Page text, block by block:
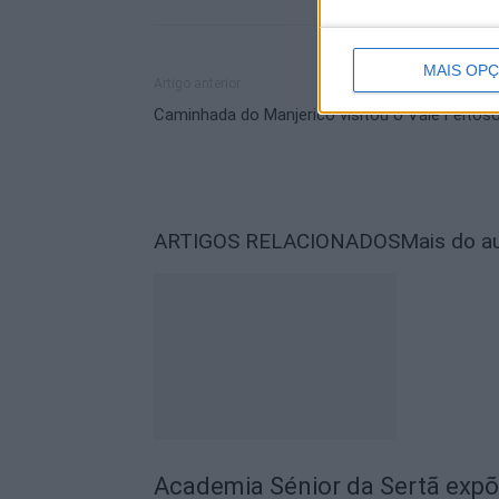
MAIS
Caminhada do Manjerico visitou o Vale
ARTIGOS RELACIONADOSMais do
Academia Sénior da Sertã